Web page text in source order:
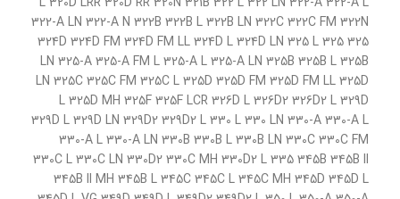
322-A LN 322-A N 322B 322B L 322B LN 322C 322C FM 322N
324D 324D FM 324D FM LL 324D L 324D LN 325 L 325 325
LN 325-A 325-A FM L 325-A L 325-A LN 325B 325B L 325B
LN 325C 325C FM 325C L 325D 325D FM 325D FM LL 325D
L 325D MH 325F 325F LCR 326D L 326D2 326D2 L 329D
329D L 329D LN 329D2 329D2 L 330 L 330 LN 330-A 330-A L
330-A L 330-A LN 330B 330B L 330B LN 330C 330C FM
330C L 330C LN 330D2 330C MH 330D2 L 335 345B 345B II
345B II MH 345B L 345C 345C L 345C MH 345D 345D L